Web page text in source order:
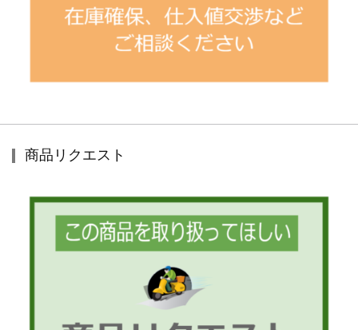
商品リクエスト